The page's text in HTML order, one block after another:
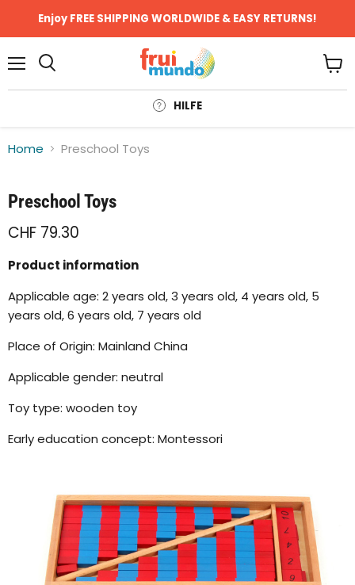
Enjoy FREE SHIPPING WORLDWIDE & EASY RETURNS!
HILFE
Home Preschool ToysKlicken oder scrollen, um zu Zoomen
Preschool Toys
CHF 79.30
Product information
Applicable age: 2 years old, 3 years old, 4 years old, 5
years old, 6 years old, 7 years old
Place of Origin: Mainland China
Applicable gender: neutral
Toy type: wooden toy
Early education concept: Montessori